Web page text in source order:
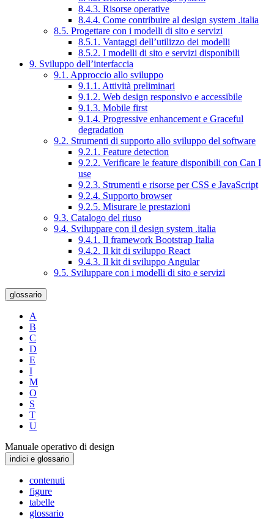
8.4.3. Risorse operative
8.4.4. Come contribuire al design system .italia
8.5. Progettare con i modelli di sito e servizi
8.5.1. Vantaggi dell’utilizzo dei modelli
8.5.2. I modelli di sito e servizi disponibili
9. Sviluppo dell’interfaccia
9.1. Approccio allo sviluppo
9.1.1. Attività preliminari
9.1.2. Web design responsivo e accessibile
9.1.3. Mobile first
9.1.4. Progressive enhancement e Graceful
degradation
9.2. Strumenti di supporto allo sviluppo del software
9.2.1. Feature detection
9.2.2. Verificare le feature disponibili con Can I
use
9.2.3. Strumenti e risorse per CSS e JavaScript
9.2.4. Supporto browser
9.2.5. Misurare le prestazioni
9.3. Catalogo del riuso
9.4. Sviluppare con il design system .italia
9.4.1. Il framework Bootstrap Italia
9.4.2. Il kit di sviluppo React
9.4.3. Il kit di sviluppo Angular
9.5. Sviluppare con i modelli di sito e servizi
glossario
A
B
C
D
E
I
M
O
S
T
U
Manuale operativo di design
indici e glossario
contenuti
figure
tabelle
glossario